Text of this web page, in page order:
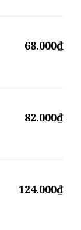
68.000₫
82.000₫
124.000₫